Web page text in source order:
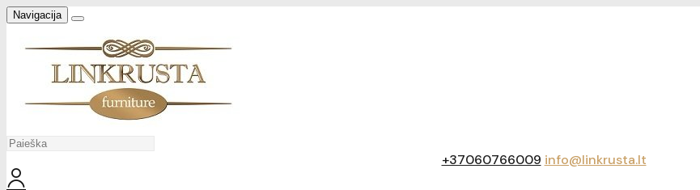
Navigacija
+37060766009 info@linkrusta.lt